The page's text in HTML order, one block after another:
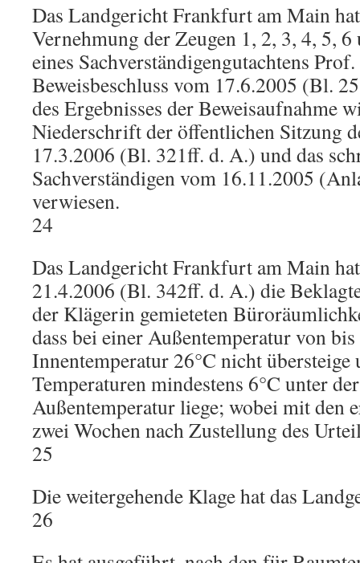
Das Landgericht Frankfurt am Main
Vernehmung der Zeugen 1, 2, 3, 4, 5,
eines Sachverständigengutachtens
Beweisbeschluss vom 17.6.2005 (Bl.
des Ergebnisses der Beweisaufnahme
Niederschrift der öffentlichen Sitzung
17.3.2006 (Bl. 321ff. d. A.) und das
Sachverständigen vom 16.11.2005
verwiesen.
24
Das Landgericht Frankfurt am Main
21.4.2006 (Bl. 342ff. d. A.) die
der Klägerin gemieteten
dass bei einer Außentemperatur von
Innentemperatur 26°C nicht übersteige
Temperaturen mindestens 6°C unter
Außentemperatur liege; wobei mit den
zwei Wochen nach Zustellung des
25
Die weitergehende Klage hat das
26